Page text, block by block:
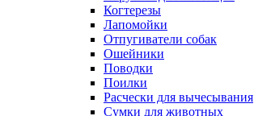
Когтерезы
Лапомойки
Отпугиватели собак
Ошейники
Поводки
Поилки
Расчески для вычесывания
Сумки для животных